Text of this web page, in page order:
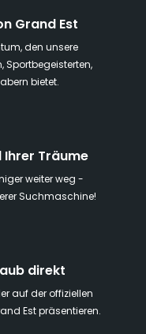
Grand Est
den unsere
Sportbegeisterten,
bietet.
Ihrer Träume
weiter weg -
Suchmaschine!
direkt
auf der offiziellen
Est präsentieren.